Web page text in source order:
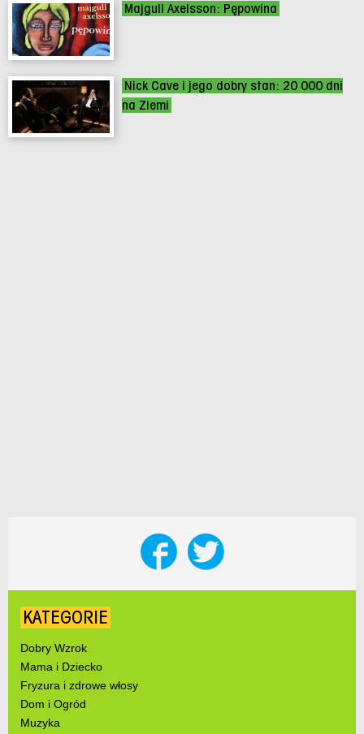
Majgull Axelsson: Pępowina
Nick Cave i jego dobry stan: 20 000 dni
na Ziemi
KATEGORIE
Dobry Wzrok
Mama i Dziecko
Fryzura i zdrowe włosy
Dom i Ogród
Muzyka